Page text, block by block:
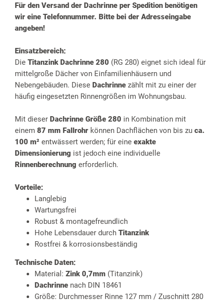
Für den Versand der Dachrinne per Spedition benötigen
wir eine Telefonnummer. Bitte bei der Adresseingabe
angeben!
Einsatzbereich:
Die Titanzink Dachrinne 280 (RG 280) eignet sich ideal für
mittelgroße Dächer von Einfamilienhäusern und
Nebengebäuden. Diese Dachrinne zählt mit zu einer der
häufig eingesetzten Rinnengrößen im Wohnungsbau.
Mit dieser Dachrinne Größe 280 in Kombination mit
einem 87 mm Fallrohr können Dachflächen von bis zu ca.
100 m² entwässert werden; für eine exakte
Dimensionierung ist jedoch eine individuelle
Rinnenberechnung erforderlich.
Vorteile:
Langlebig
Wartungsfrei
Robust & montagefreundlich
Hohe Lebensdauer durch Titanzink
Rostfrei & korrosionsbeständig
Technische Daten:
Material: Zink 0,7mm (Titanzink)
Dachrinne nach DIN 18461
Größe: Durchmesser Rinne 127 mm / Zuschnitt 280